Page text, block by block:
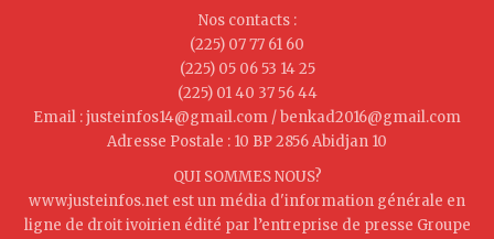
Nos contacts :
(225) 07 77 61 60
(225) 05 06 53 14 25
(225) 01 40 37 56 44
Email : justeinfos14@gmail.com / benkad2016@gmail.com
Adresse Postale : 10 BP 2856 Abidjan 10
QUI SOMMES NOUS?
www.justeinfos.net est un média d'information générale en
ligne de droit ivoirien édité par l’entreprise de presse Groupe